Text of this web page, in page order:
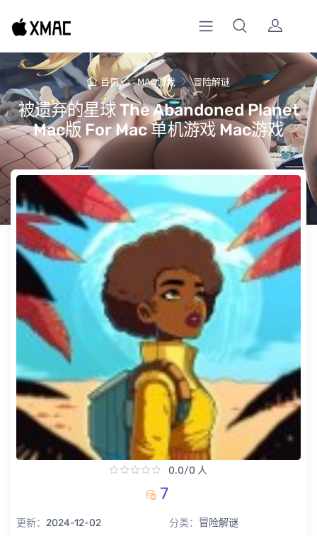
首页 MAC游戏 冒险解谜
被遗弃的星球 The Abandoned Planet
Mac版 For Mac 单机游戏 Mac游戏
0.0/0 人
7
更新： 2024-12-02 分类： 冒险解谜